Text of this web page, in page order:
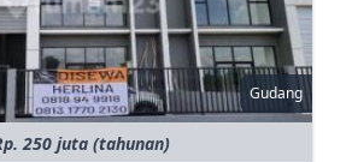
Gudang
250 juta (tahunan)